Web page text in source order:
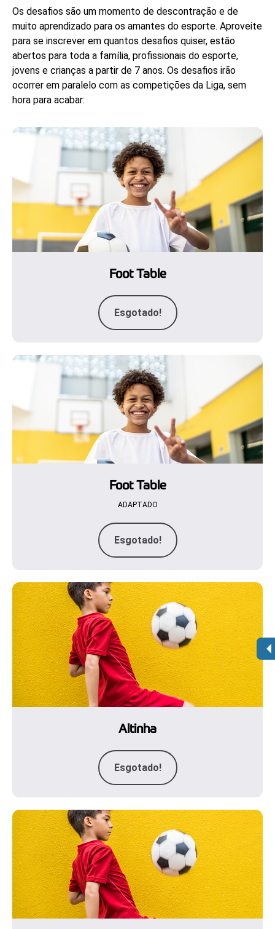
Os desafios são um momento de descontração e de
muito aprendizado para os amantes do esporte. Aproveite
para se inscrever em quantos desafios quiser, estão
abertos para toda a família, profissionais do esporte,
jovens e crianças a partir de 7 anos. Os desafios irão
ocorrer em paralelo com as competições da Liga, sem
hora para acabar:
Foot Table
Esgotado!
Foot Table
ADAPTADO
Esgotado!
Altinha
Esgotado!